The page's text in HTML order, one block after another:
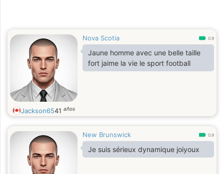
Nova Scotia 0.9
Jaune homme avec une belle taille
fort jaime la vie le sport football
Jackson6541 años
New Brunswick 0.9
Je suis sérieux dynamique joiyoux